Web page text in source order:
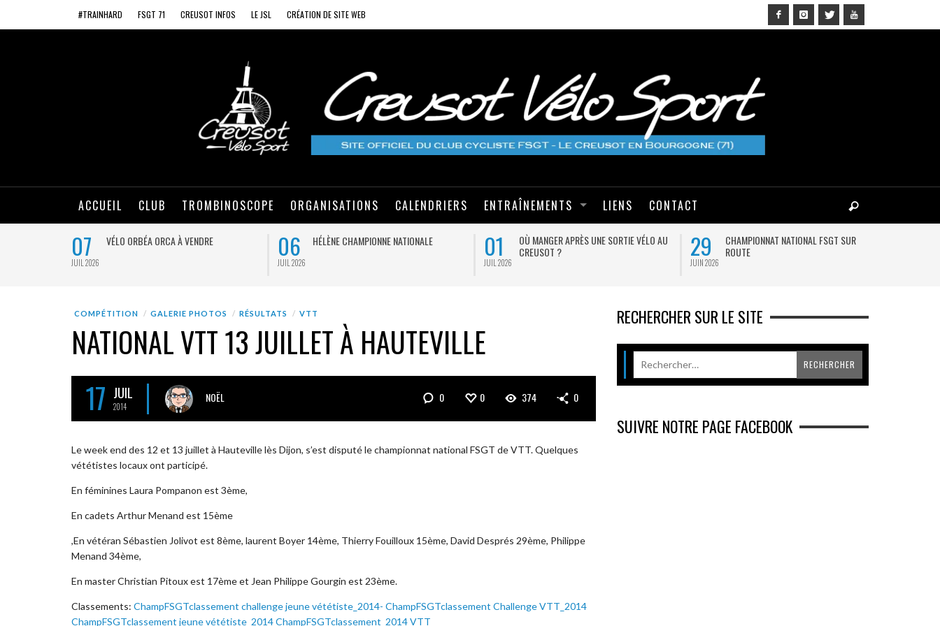
#TRAINHARD FSGT 71 CREUSOT INFOS LE JSL CRÉATION DE SITE WEB
ACCUEIL CLUB TROMBINOSCOPE ORGANISATIONS CALENDRIERS ENTRAÎNEMENTS LIENS CONTACT
07
JUIL 2026
VÉLO ORBÉA ORCA À VENDRE 06
JUIL 2026
HÉLÈNE CHAMPIONNE NATIONALE 01
JUIL 2026
OÙ MANGER APRÈS UNE SORTIE VÉLO AU
CREUSOT ?
29
JUIN 2026
CHAMPIONNAT NATIONAL FSGT SUR
ROUTE
COMPÉTITION GALERIE PHOTOS RÉSULTATS VTT
NATIONAL VTT 13 JUILLET À HAUTEVILLE
17 JUIL
2014
NOËL 0 0 374 0
Le week end des 12 et 13 juillet à Hauteville lès Dijon, s’est disputé le championnat national FSGT de VTT. Quelques
vététistes locaux ont participé.
En féminines Laura Pompanon est 3ème,
En cadets Arthur Menand est 15ème
,En vétéran Sébastien Jolivot est 8ème, laurent Boyer 14ème, Thierry Fouilloux 15ème, David Després 29ème, Philippe
Menand 34ème,
En master Christian Pitoux est 17ème et Jean Philippe Gourgin est 23ème.
Classements: ChampFSGTclassement challenge jeune vététiste_2014- ChampFSGTclassement Challenge VTT_2014
ChampFSGTclassement jeune vététiste_2014ChampFSGTclassement_2014 VTT
RECHERCHER SUR LE SITE
SUIVRE NOTRE PAGE FACEBOOK